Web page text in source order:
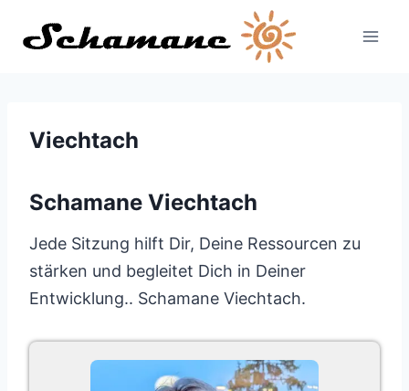
Inhalt
Viechtach
Schamane Viechtach
Jede Sitzung hilft Dir, Deine Ressourcen zu
stärken und begleitet Dich in Deiner
Entwicklung.. Schamane Viechtach.